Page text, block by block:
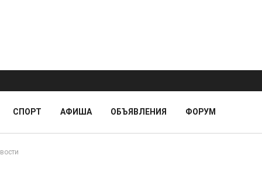
СПОРТ АФИША ОБЪЯВЛЕНИЯ ФОРУМ